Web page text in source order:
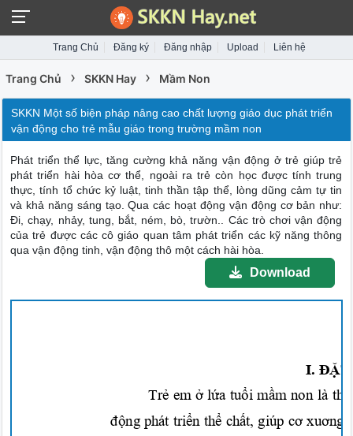
Trang Chủ Đăng ký Đăng nhập Upload Liên hệ
Trang Chủ › SKKN Hay › Mầm Non
SKKN Một số biện pháp nâng cao chất lượng giáo dục phát triển
vận động cho trẻ mẫu giáo trong trường mầm non
Phát triển thể lực, tăng cường khả năng vận động ở trẻ giúp trẻ
phát triển hài hòa cơ thể, ngoài ra trẻ còn học được tính trung
thực, tính tổ chức kỷ luật, tinh thần tập thể, lòng dũng cảm tự tin
và khả năng sáng tạo. Qua các hoạt động vận động cơ bản như:
Đi, chạy, nhảy, tung, bắt, ném, bò, trườn.. Các trò chơi vận động
của trẻ được các cô giáo quan tâm phát triển các kỹ năng thông
qua vận động tinh, vận động thô một cách hài hòa.
Download
I.
Trẻ emở lứa tuổi mầmnon là
động pháttriển thể chất, giúpcơ xuơng